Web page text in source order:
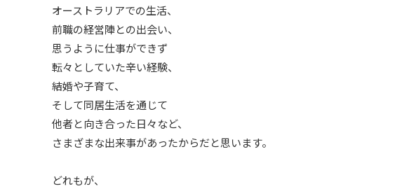
オーストラリアでの生活、
前職の経営陣との出会い、
思うように仕事ができず
転々としていた辛い経験、
結婚や子育て、
そして同居生活を通じて
他者と向き合った日々など、
さまざまな出来事があったからだと思います。
どれもが、